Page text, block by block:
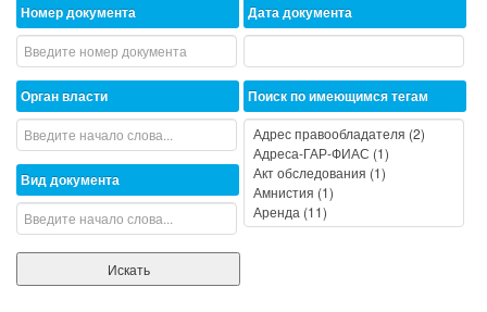
Номер документа
Орган власти
Вид документа
Дата документа
Поиск по имеющимся тегам